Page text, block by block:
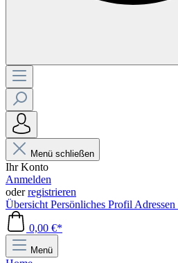
Menü schließen
Ihr Konto
Anmelden
oderregistrieren
Übersicht Persönliches Profil Adressen
0,00 €*
Menü